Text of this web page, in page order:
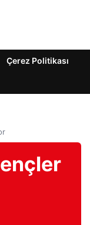
Çerez Politikası